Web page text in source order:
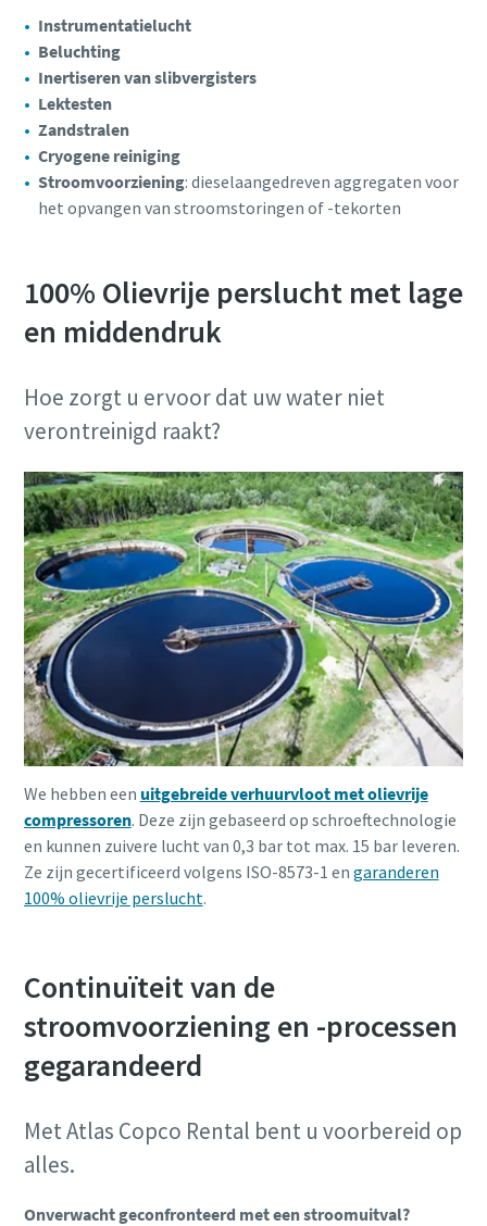
Instrumentatielucht
Beluchting
Inertiseren van slibvergisters
Lektesten
Zandstralen
Cryogene reiniging
Stroomvoorziening: dieselaangedreven aggregaten voor
het opvangen van stroomstoringen of -tekorten
100% Olievrije perslucht met lage
en middendruk
Hoe zorgt u ervoor dat uw water niet
verontreinigd raakt?
We hebben een uitgebreide verhuurvloot met olievrije
compressoren. Deze zijn gebaseerd op schroeftechnologie
en kunnen zuivere lucht van 0,3 bar tot max. 15 bar leveren.
Ze zijn gecertificeerd volgens ISO-8573-1 en garanderen
100% olievrije perslucht.
Continuïteit van de
stroomvoorziening en -processen
gegarandeerd
Met Atlas Copco Rental bent u voorbereid op
alles.
Onverwacht geconfronteerd met een stroomuitval?